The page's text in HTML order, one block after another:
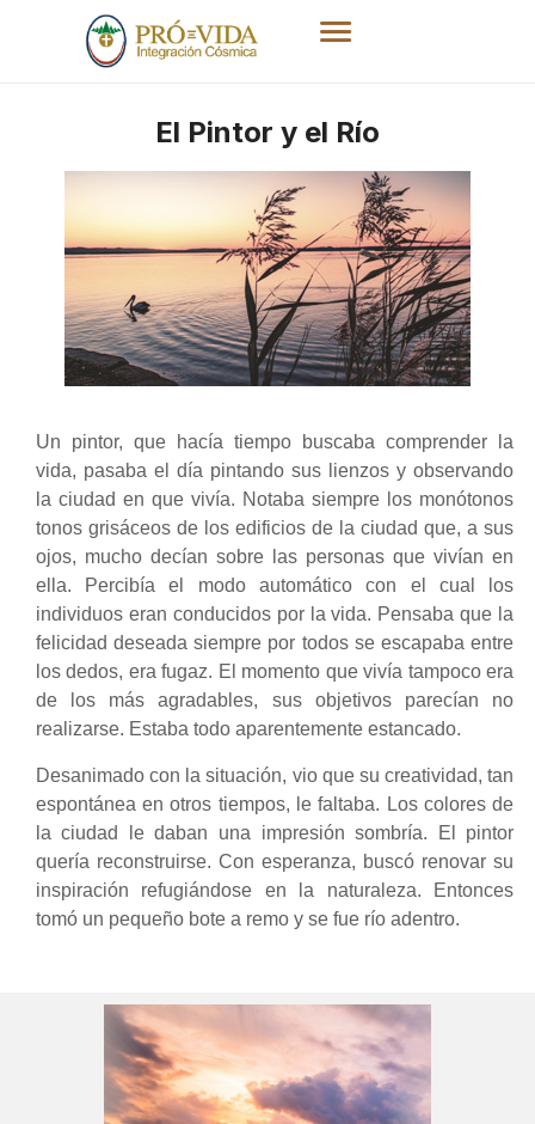
El Pintor y el Río
Un pintor, que hacía tiempo buscaba comprender la
vida, pasaba el día pintando sus lienzos y observando
la ciudad en que vivía. Notaba siempre los monótonos
tonos grisáceos de los edificios de la ciudad que, a sus
ojos, mucho decían sobre las personas que vivían en
ella. Percibía el modo automático con el cual los
individuos eran conducidos por la vida. Pensaba que la
felicidad deseada siempre por todos se escapaba entre
los dedos, era fugaz. El momento que vivía tampoco era
de los más agradables, sus objetivos parecían no
realizarse. Estaba todo aparentemente estancado.
Desanimado con la situación, vio que su creatividad, tan
espontánea en otros tiempos, le faltaba. Los colores de
la ciudad le daban una impresión sombría. El pintor
quería reconstruirse. Con esperanza, buscó renovar su
inspiración refugiándose en la naturaleza. Entonces
tomó un pequeño bote a remo y se fue río adentro.